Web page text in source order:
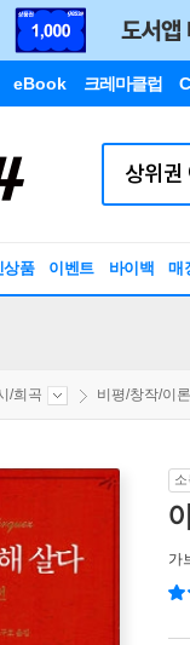
eBook 크레마클럽
상품 이벤트 바이백 매
/희곡 비평/창작/이론
가